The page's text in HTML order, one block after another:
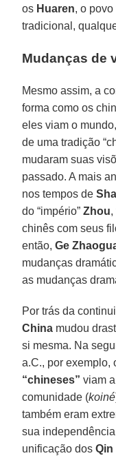
os Huaren, o
tradicional,
Mudanças de
Mesmo assim, a
forma como os
eles viam o
de uma tradição
mudaram suas
passado. A mais
nos tempos de
do “império”Zhou,
chinês com seus
então,Ge
mudanças
as mudanças
Por trás da
China mudou
si mesma. Na
a.C., por exemplo,
“chineses” viam
comunidade (koiné
também eram
sua
unificação dosQin